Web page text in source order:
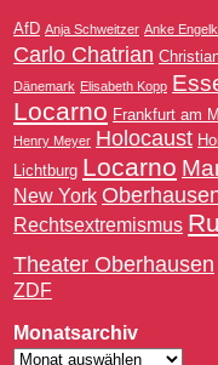
AfD Anja Schweitzer Anke
Carlo Chatrian
Dänemark Elisabeth Kopp
Locarno Frankfurt am
Henry Meyer Holocaust
Lichtburg Locarno
New York
Rechtsextremismus
Theater Oberhausen
ZDF
Monatsarchiv